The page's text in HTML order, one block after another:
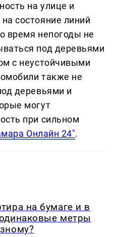
на улице и
состояние линий
время непогоды не
под деревьями
с неустойчивыми
также не
деревьями и
могут
при сильном
Онлайн 24".
на бумаге и в
метры